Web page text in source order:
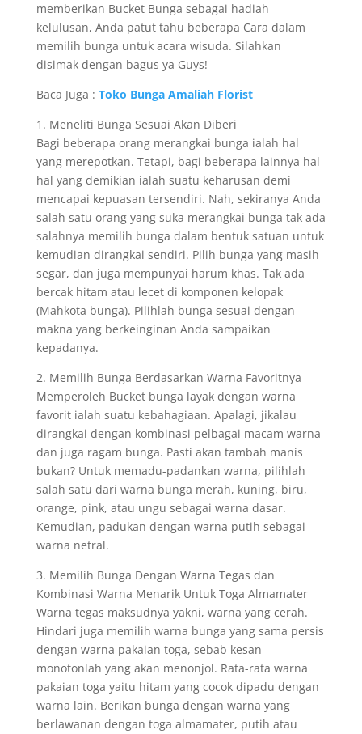
memberikan Bucket Bunga sebagai hadiah
kelulusan, Anda patut tahu beberapa Cara dalam
memilih bunga untuk acara wisuda. Silahkan
disimak dengan bagus ya Guys!
Baca Juga : Toko Bunga Amaliah Florist
1. Meneliti Bunga Sesuai Akan Diberi
Bagi beberapa orang merangkai bunga ialah hal
yang merepotkan. Tetapi, bagi beberapa lainnya hal
hal yang demikian ialah suatu keharusan demi
mencapai kepuasan tersendiri. Nah, sekiranya Anda
salah satu orang yang suka merangkai bunga tak ada
salahnya memilih bunga dalam bentuk satuan untuk
kemudian dirangkai sendiri. Pilih bunga yang masih
segar, dan juga mempunyai harum khas. Tak ada
bercak hitam atau lecet di komponen kelopak
(Mahkota bunga). Pilihlah bunga sesuai dengan
makna yang berkeinginan Anda sampaikan
kepadanya.
2. Memilih Bunga Berdasarkan Warna Favoritnya
Memperoleh Bucket bunga layak dengan warna
favorit ialah suatu kebahagiaan. Apalagi, jikalau
dirangkai dengan kombinasi pelbagai macam warna
dan juga ragam bunga. Pasti akan tambah manis
bukan? Untuk memadu-padankan warna, pilihlah
salah satu dari warna bunga merah, kuning, biru,
orange, pink, atau ungu sebagai warna dasar.
Kemudian, padukan dengan warna putih sebagai
warna netral.
3. Memilih Bunga Dengan Warna Tegas dan
Kombinasi Warna Menarik Untuk Toga Almamater
Warna tegas maksudnya yakni, warna yang cerah.
Hindari juga memilih warna bunga yang sama persis
dengan warna pakaian toga, sebab kesan
monotonlah yang akan menonjol. Rata-rata warna
pakaian toga yaitu hitam yang cocok dipadu dengan
warna lain. Berikan bunga dengan warna yang
berlawanan dengan toga almamater, putih atau